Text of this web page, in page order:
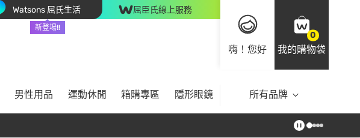
Watsons 屈氏生活
新登場!!
屈臣氏線上服務
嗨！您好
0
我的購物袋
男性用品 運動休閒 箱購專區 隱形眼鏡 所有品牌